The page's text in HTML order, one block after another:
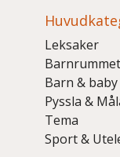
Leksaker
Barnrummet
Barn & baby
Pyssla &
Tema
Sport &